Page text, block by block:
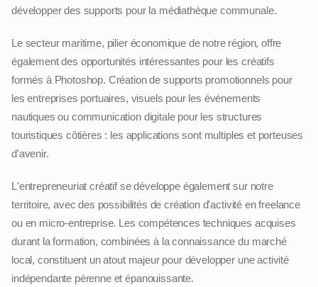
développer des supports pour la médiathèque communale.
Le secteur maritime, pilier économique de notre région, offre
également des opportunités intéressantes pour les créatifs
formés à Photoshop. Création de supports promotionnels pour
les entreprises portuaires, visuels pour les événements
nautiques ou communication digitale pour les structures
touristiques côtières : les applications sont multiples et porteuses
d'avenir.
L'entrepreneuriat créatif se développe également sur notre
territoire, avec des possibilités de création d'activité en freelance
ou en micro-entreprise. Les compétences techniques acquises
durant la formation, combinées à la connaissance du marché
local, constituent un atout majeur pour développer une activité
indépendante pérenne et épanouissante.